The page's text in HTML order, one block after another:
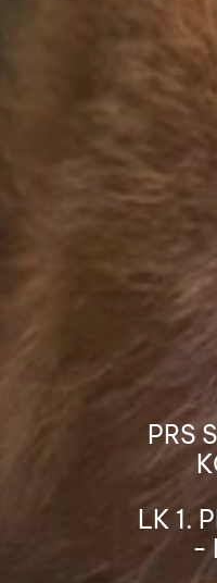
PRS
LK 1.
-